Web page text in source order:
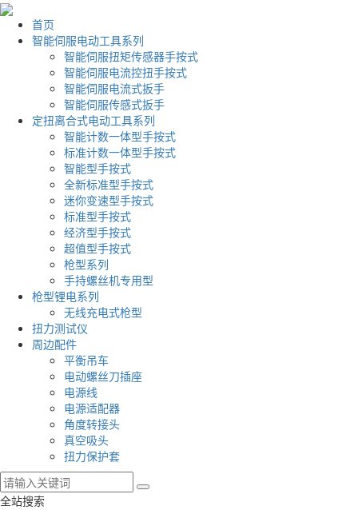
首页
智能伺服电动工具系列
智能伺服扭矩传感器手按式
智能伺服电流控扭手按式
智能伺服电流式扳手
智能伺服传感式扳手
定扭离合式电动工具系列
智能计数一体型手按式
标准计数一体型手按式
智能型手按式
全新标准型手按式
迷你变速型手按式
标准型手按式
经济型手按式
超值型手按式
枪型系列
手持螺丝机专用型
枪型锂电系列
无线充电式枪型
扭力测试仪
周边配件
平衡吊车
电动螺丝刀插座
电源线
电源适配器
角度转接头
真空吸头
扭力保护套
全站搜索